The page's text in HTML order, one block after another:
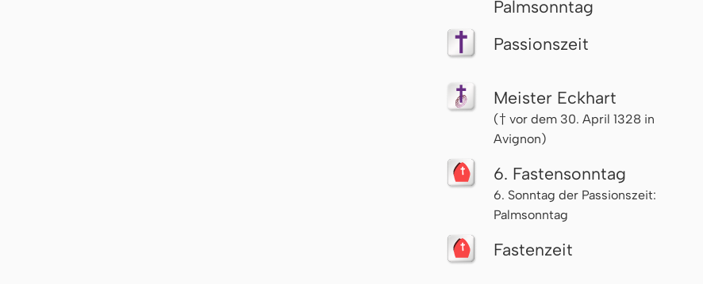
Palmsonntag
Passionszeit
Meister Eckhart
(† vor dem 30. April 1328 in
Avignon)
6. Fas­ten­sonn­tag
6. Sonntag der Passionszeit:
Palmsonntag
Fastenzeit